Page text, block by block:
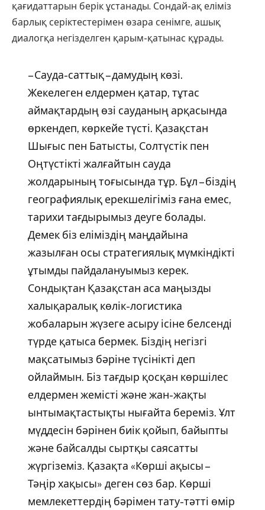
қағидаттарын берік ұстанады. Сондай-ақ еліміз
барлық серіктестерімен өзара сенімге, ашық
диалогқа негізделген қарым-қатынас құрады.
– Сауда-саттық – дамудың көзі.
Жекелеген елдермен қатар, тұтас
аймақтардың өзі сауданың арқасында
өркендеп, көркейе түсті. Қазақстан
Шығыс пен Батысты, Солтүстік пен
Оңтүстікті жалғайтын сауда
жолдарының тоғысында тұр. Бұл – біздің
географиялық ерекшелігіміз ғана емес,
тарихи тағдырымыз деуге болады.
Демек біз еліміздің маңдайына
жазылған осы стратегиялық мүмкіндікті
ұтымды пайдалануымыз керек.
Сондықтан Қазақстан аса маңызды
халықаралық көлік-логистика
жобаларын жүзеге асыру ісіне белсенді
түрде қатыса бермек. Біздің негізгі
мақсатымыз бәріне түсінікті деп
ойлаймын. Біз тағдыр қосқан көршілес
елдермен жемісті және жан-жақты
ынтымақтастықты нығайта береміз. Ұлт
мүддесін бәрінен биік қойып, байыпты
және байсалды сыртқы саясатты
жүргіземіз. Қазақта «Көрші ақысы –
Тәңір хақысы» деген сөз бар. Көрші
мемлекеттердің бәрімен тату-тәтті өмір